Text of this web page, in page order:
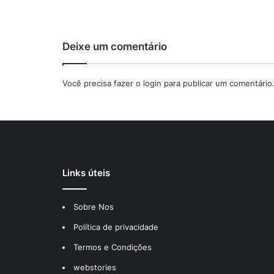
Deixe um comentário
Você precisa fazer o login para publicar um comentário.
Links úteis
Sobre Nos
Política de privacidade
Termos e Condições
webstories